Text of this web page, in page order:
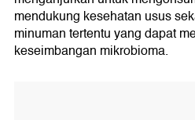
mendukung kesehatan usus
minuman tertentu yang dapat
keseimbangan mikrobioma.